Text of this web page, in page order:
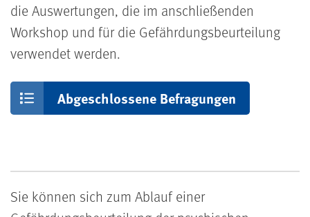
die Auswertungen, die im anschließenden
Workshop und für die Gefährdungsbeurteilung
verwendet werden.
Abgeschlossene Befragungen
Sie können sich zum Ablauf einer